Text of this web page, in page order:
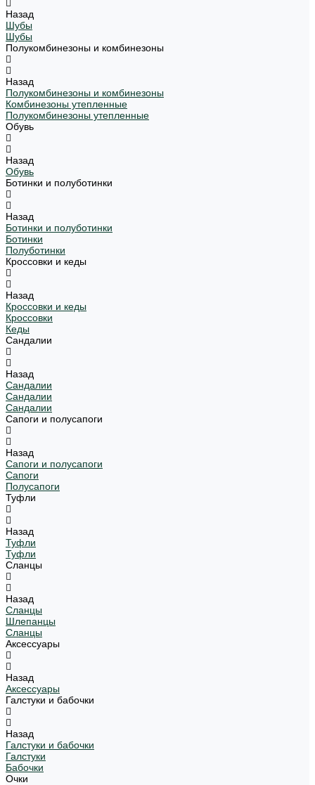
Назад
Шубы
Шубы
Полукомбинезоны и комбинезоны
Назад
Полукомбинезоны и комбинезоны
Комбинезоны утепленные
Полукомбинезоны утепленные
Обувь
Назад
Обувь
Ботинки и полуботинки
Назад
Ботинки и полуботинки
Ботинки
Полуботинки
Кроссовки и кеды
Назад
Кроссовки и кеды
Кроссовки
Кеды
Сандалии
Назад
Сандалии
Сандалии
Сандалии
Сапоги и полусапоги
Назад
Сапоги и полусапоги
Сапоги
Полусапоги
Туфли
Назад
Туфли
Туфли
Сланцы
Назад
Сланцы
Шлепанцы
Сланцы
Аксессуары
Назад
Аксессуары
Галстуки и бабочки
Назад
Галстуки и бабочки
Галстуки
Бабочки
Очки